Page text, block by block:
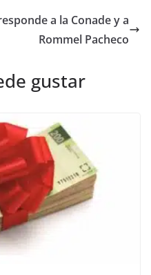
n ma la Conade y a
Rommel Pacheco
gustar